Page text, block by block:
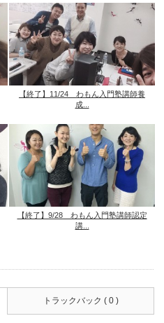
【終了】11/24 わもん入門塾講師養
成...
【終了】9/28 わもん入門塾講師認定
講...
トラックバック ( 0 )